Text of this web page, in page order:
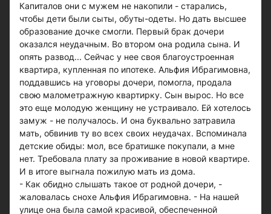
Капиталов они с мужем не накопили - старались,
чтобы дети были сыты, обуты-одеты. Но дать высшее
образование дочке смогли. Первый брак дочери
оказался неудачным. Во втором она родила сына. И
опять развод... Сейчас у нее своя благоустроенная
квартира, купленная по ипотеке. Альфия Ибрагимовна,
поддавшись на уговоры дочери, помогла, продала
свою малометражную квартирку. Сын вырос. Но все
это еще молодую женщину не устраивало. Ей хотелось
замуж - не получалось. И она буквально затравила
мать, обвинив ту во всех своих неудачах. Вспоминала
детские обиды: мол, все братишке покупали, а мне
нет. Требовала плату за проживание в новой квартире.
И в итоге выгнала пожилую мать из дома.
- Как обидно слышать такое от родной дочери, -
жаловалась снохе Альфия Ибрагимовна. - На нашей
улице она была самой красивой, обеспеченной